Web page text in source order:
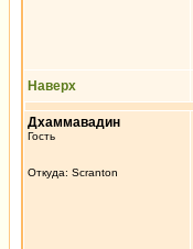
Наверх
Дхаммавадин
Гость
Откуда: Scranton